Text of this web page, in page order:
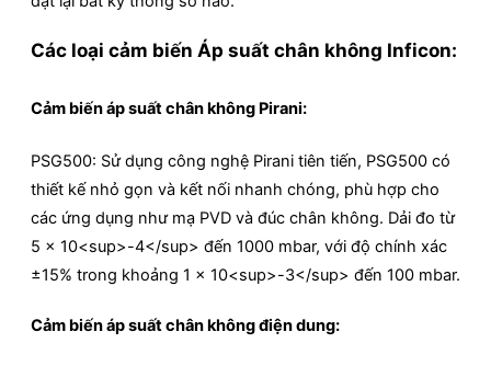
Các loại cảm biến Áp suất chân không Inficon:
Cảm biến áp suất chân không Pirani:
PSG500: Sử dụng công nghệ Pirani tiên tiến, PSG500 có
thiết kế nhỏ gọn và kết nối nhanh chóng, phù hợp cho
các ứng dụng như mạ PVD và đúc chân không. Dải đo từ
5 x 10<sup>-4</sup> đến 1000 mbar, với độ chính xác
±15% trong khoảng 1 x 10<sup>-3</sup> đến 100 mbar.
Cảm biến áp suất chân không điện dung: